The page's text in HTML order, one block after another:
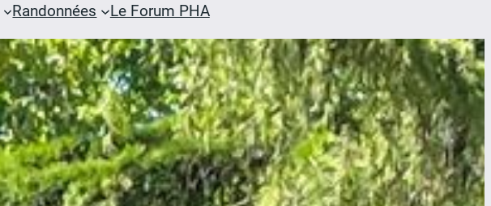
Randonnées Le Forum PHA